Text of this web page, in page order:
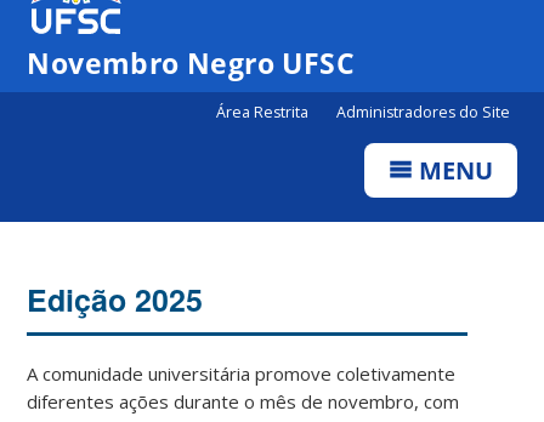
Novembro Negro UFSC
Área Restrita Administradores do Site
MENU
Edição 2025
A comunidade universitária promove coletivamente
diferentes ações durante o mês de novembro, com